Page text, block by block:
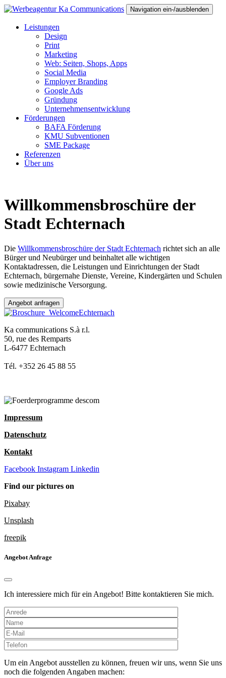
Navigation ein-/ausblenden
Leistungen
Design
Print
Marketing
Web: Seiten, Shops, Apps
Social Media
Employer Branding
Google Ads
Gründung
Unternehmensentwicklung
Förderungen
BAFA Förderung
KMU Subventionen
SME Package
Referenzen
Über uns
Willkommensbroschüre der
Stadt Echternach
Die Willkommensbroschüre der Stadt Echternach richtet sich an alle
Bürger und Neubürger und beinhaltet alle wichtigen
Kontaktadressen, die Leistungen und Einrichtungen der Stadt
Echternach, bürgernahe Dienste, Vereine, Kindergärten und Schulen
sowie medizinische Versorgung.
Angebot anfragen
Ka communications S.à r.l.
50, rue des Remparts
L-6477 Echternach
Tél. +352 26 45 88 55
Impressum
Datenschutz
Kontakt
Facebook Instagram Linkedin
Find our pictures on
Pixabay
Unsplash
freepik
Angebot Anfrage
Ich interessiere mich für ein Angebot! Bitte kontaktieren Sie mich.
Bitte
lasse
dieses
Feld
Um ein Angebot ausstellen zu können, freuen wir uns, wenn Sie uns
noch die folgenden Angaben machen: